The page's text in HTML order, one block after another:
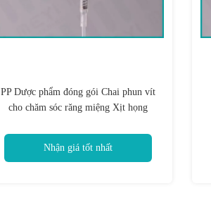
PP Dược phẩm đóng gói Chai phun vít
cho chăm sóc răng miệng Xịt họng
Nhận giá tốt nhất